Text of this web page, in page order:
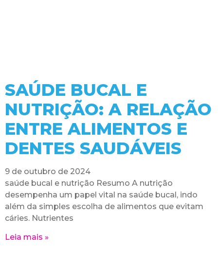
SAÚDE BUCAL E
NUTRIÇÃO: A RELAÇÃO
ENTRE ALIMENTOS E
DENTES SAUDÁVEIS
9 de outubro de 2024
saúde bucal e nutrição Resumo A nutrição
desempenha um papel vital na saúde bucal, indo
além da simples escolha de alimentos que evitam
cáries. Nutrientes
Leia mais »